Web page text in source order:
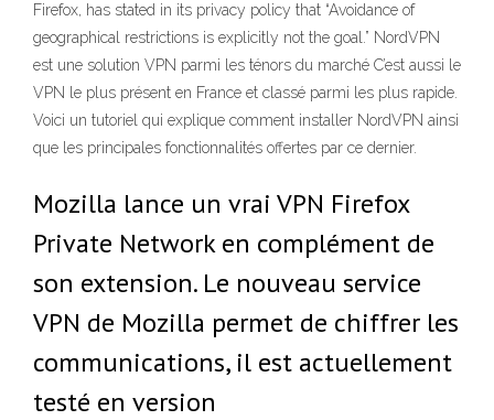
Firefox, has stated in its privacy policy that “Avoidance of
geographical restrictions is explicitly not the goal.” NordVPN
est une solution VPN parmi les ténors du marché C’est aussi le
VPN le plus présent en France et classé parmi les plus rapide.
Voici un tutoriel qui explique comment installer NordVPN ainsi
que les principales fonctionnalités offertes par ce dernier.
Mozilla lance un vrai VPN Firefox
Private Network en complément de
son extension. Le nouveau service
VPN de Mozilla permet de chiffrer les
communications, il est actuellement
testé en version